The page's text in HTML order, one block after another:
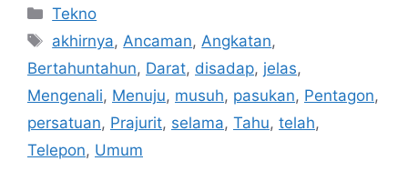
Kategori
Tekno
Tag
akhirnya,Ancaman,Angkatan,
Bertahuntahun, Darat, disadap, jelas,
Mengenali, Menuju, musuh, pasukan, Pentagon,
persatuan, Prajurit, selama, Tahu, telah,
Telepon, Umum